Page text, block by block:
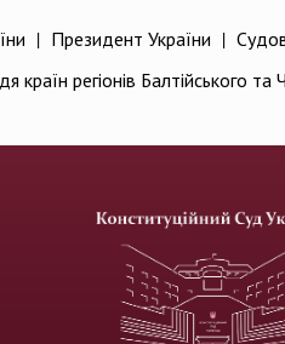
| Президент України |
країн регіонів Балтійського та